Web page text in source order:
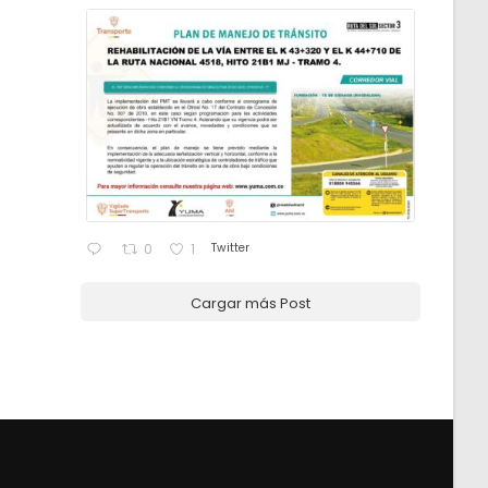
0 1 Twitter
Cargar más Post